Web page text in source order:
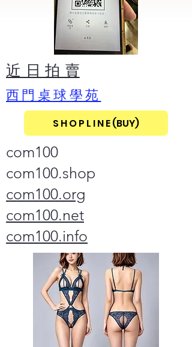
​近 日 拍 賣
​西門桌球學苑
S H O P L I N E (BUY)
com100
com100.shop
com100.org
com100.net
com100.info